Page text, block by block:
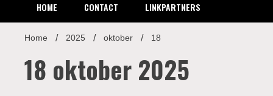
HOME CONTACT LINKPARTNERS
Home 2025 oktober 18
18 oktober 2025